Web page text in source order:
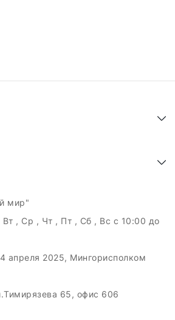
мир"
Вт , Ср , Чт , Пт , Сб , Вс c 10:00 до
апреля 2025, Мингорисполком
65, офис 606